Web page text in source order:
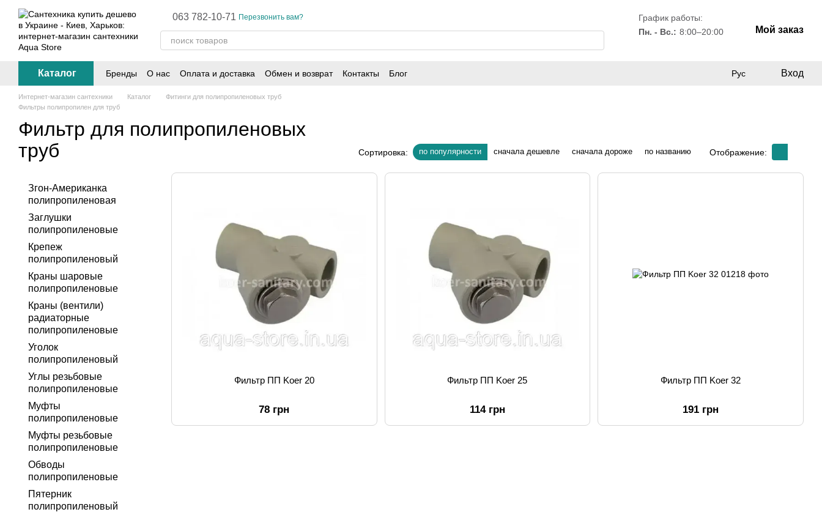
Перейти к основному контенту
063 782-10-71 Перезвонить вам?
График работы:
Пн. - Вс.: 8:00–20:00 Мой заказ
Каталог Бренды О нас Оплата и доставка Обмен и возврат Контакты Блог Рус Вход
Интернет-магазин сантехники Каталог
Фитинги для полипропиленовых труб
Фильтры полипропилен для труб
Фильтр для полипропиленовых
труб
Сортировка: по популярности сначала дешевле сначала дороже по названию Отображение:
Фильтр ПП Koer 20
78 грн
Фильтр ПП Koer 25
114 грн
Фильтр ПП Koer 32
191 грн
Згон-Американка
полипропиленовая
Заглушки
полипропиленовые
Крепеж
полипропиленовый
Краны шаровые
полипропиленовые
Краны (вентили)
радиаторные
полипропиленовые
Уголок
полипропиленовый
Углы резьбовые
полипропиленовые
Муфты
полипропиленовые
Муфты резьбовые
полипропиленовые
Обводы
полипропиленовые
Пятерник
полипропиленовый